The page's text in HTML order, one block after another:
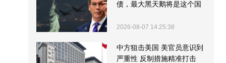
债，最大黑天鹅将是这个国
2026-08-07 14:25:38
中方狙击美国 美官员意识到
严重性 反制措施精准打击